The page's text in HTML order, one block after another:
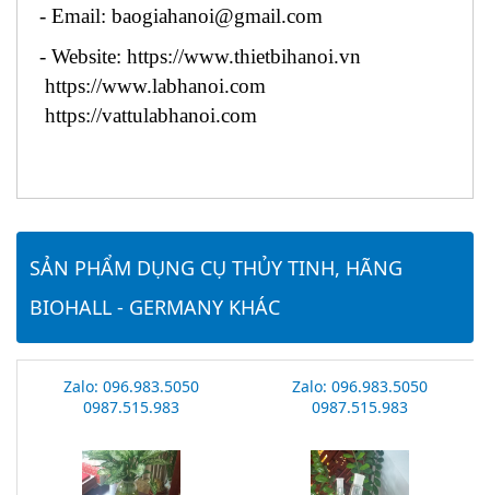
- Email: baogiahanoi@gmail.com
- Website: https://www.thietbihanoi.vn
https://www.labhanoi.com
https://vattulabhanoi.com
SẢN PHẨM DỤNG CỤ THỦY TINH, HÃNG
BIOHALL - GERMANY KHÁC
Zalo: 096.983.5050
0987.515.983
Zalo: 096.983.5050
0987.515.983